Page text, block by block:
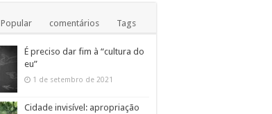
Popular comentários Tags
É preciso dar fim à “cultura do
eu”
1 de setembro de 2021
Cidade invisível: apropriação